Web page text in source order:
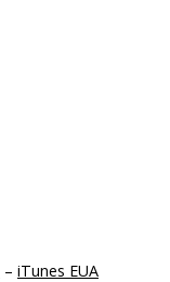
– iTunes EUA